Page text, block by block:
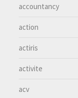
accountancy
action
actiris
activite
acv